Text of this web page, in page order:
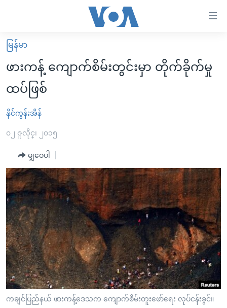
လွယ်ကူ
စေ
သည့်
များ
ပင်မ
ကျော်
ကြည့်
ရန်
ပင်မ
အ
ညွန်း
စာမျက်နှာ
သို့
ကျော်
ကြည့်
မူလစာမျက်နှာ
မြန်မာ
ကမ္ဘာ့သတင်းများ
နိုင်ငံတကာ
အစ္စရေး-ပါလက်စတိုင်း
ဗွီဒီယို
အင်္ဂလိပ်စာလေ့လာမယ်
အမေရိကန်သုံးအီဒီယံ
မကြေးမုံရဲ့ အင်္ဂလိပ်စာ
ရုပ်ရှင်ထဲက အင်္ဂလိပ်စာ
သုတပဒေသာ အင်္ဂလိပ်စာ
အပတ်စဉ်ကဏ္ဍများ
ရေဒီယို
တီဗွီ
ရေဒီယိုနှင့်ရုပ်သံ အချက်အလက်များ
ရေဒီယို/တီဗွီအစီအစဉ်
Learning English
ဗွီအိုအေ လူမှုကွန်ယက်များ
မြန်မာ
ဖားကန့် ကျောက်စိမ်းတွင်းမှာ တိုက်ခိုက်မှု
ထပ်ဖြစ်
နိုင်ကွန်းအိန်
၀၂ ဇူလိုင္၊ ၂၀၁၅
မျှဝေပါ
ကချင်ပြည်နယ် ဖားကန့်ဒေသက ကျောက်စိမ်းတူးဖော်ရေး လုပ်ငန်းခွင်။